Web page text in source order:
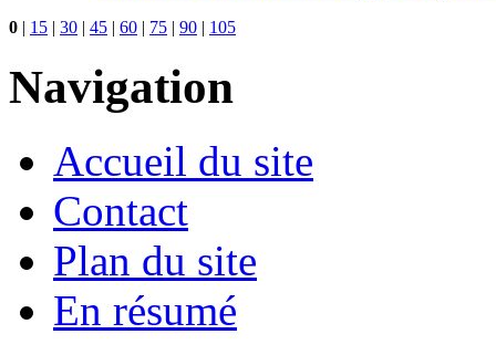
0 | 15 | 30 | 45 | 60 | 75 | 90 | 105
Navigation
Accueil du site
Contact
Plan du site
En résumé